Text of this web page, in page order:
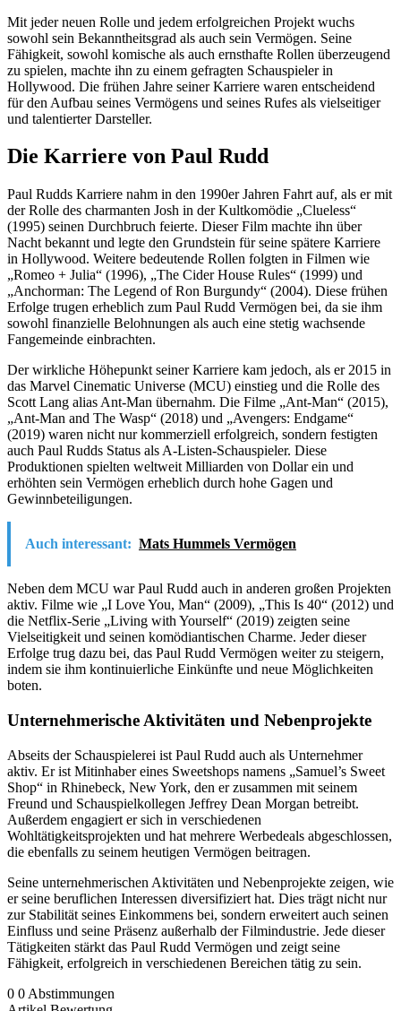
Mit jeder neuen Rolle und jedem erfolgreichen Projekt wuchs
sowohl sein Bekanntheitsgrad als auch sein Vermögen. Seine
Fähigkeit, sowohl komische als auch ernsthafte Rollen überzeugend
zu spielen, machte ihn zu einem gefragten Schauspieler in
Hollywood. Die frühen Jahre seiner Karriere waren entscheidend
für den Aufbau seines Vermögens und seines Rufes als vielseitiger
und talentierter Darsteller.
Die Karriere von Paul Rudd
Paul Rudds Karriere nahm in den 1990er Jahren Fahrt auf, als er mit
der Rolle des charmanten Josh in der Kultkomödie „Clueless“
(1995) seinen Durchbruch feierte. Dieser Film machte ihn über
Nacht bekannt und legte den Grundstein für seine spätere Karriere
in Hollywood. Weitere bedeutende Rollen folgten in Filmen wie
„Romeo + Julia“ (1996), „The Cider House Rules“ (1999) und
„Anchorman: The Legend of Ron Burgundy“ (2004). Diese frühen
Erfolge trugen erheblich zum Paul Rudd Vermögen bei, da sie ihm
sowohl finanzielle Belohnungen als auch eine stetig wachsende
Fangemeinde einbrachten.
Der wirkliche Höhepunkt seiner Karriere kam jedoch, als er 2015 in
das Marvel Cinematic Universe (MCU) einstieg und die Rolle des
Scott Lang alias Ant-Man übernahm. Die Filme „Ant-Man“ (2015),
„Ant-Man and The Wasp“ (2018) und „Avengers: Endgame“
(2019) waren nicht nur kommerziell erfolgreich, sondern festigten
auch Paul Rudds Status als A-Listen-Schauspieler. Diese
Produktionen spielten weltweit Milliarden von Dollar ein und
erhöhten sein Vermögen erheblich durch hohe Gagen und
Gewinnbeteiligungen.
Auch interessant: Mats Hummels Vermögen
Neben dem MCU war Paul Rudd auch in anderen großen Projekten
aktiv. Filme wie „I Love You, Man“ (2009), „This Is 40“ (2012) und
die Netflix-Serie „Living with Yourself“ (2019) zeigten seine
Vielseitigkeit und seinen komödiantischen Charme. Jeder dieser
Erfolge trug dazu bei, das Paul Rudd Vermögen weiter zu steigern,
indem sie ihm kontinuierliche Einkünfte und neue Möglichkeiten
boten.
Unternehmerische Aktivitäten und Nebenprojekte
Abseits der Schauspielerei ist Paul Rudd auch als Unternehmer
aktiv. Er ist Mitinhaber eines Sweetshops namens „Samuel’s Sweet
Shop“ in Rhinebeck, New York, den er zusammen mit seinem
Freund und Schauspielkollegen Jeffrey Dean Morgan betreibt.
Außerdem engagiert er sich in verschiedenen
Wohltätigkeitsprojekten und hat mehrere Werbedeals abgeschlossen,
die ebenfalls zu seinem heutigen Vermögen beitragen.
Seine unternehmerischen Aktivitäten und Nebenprojekte zeigen, wie
er seine beruflichen Interessen diversifiziert hat. Dies trägt nicht nur
zur Stabilität seines Einkommens bei, sondern erweitert auch seinen
Einfluss und seine Präsenz außerhalb der Filmindustrie. Jede dieser
Tätigkeiten stärkt das Paul Rudd Vermögen und zeigt seine
Fähigkeit, erfolgreich in verschiedenen Bereichen tätig zu sein.
0 0 Abstimmungen